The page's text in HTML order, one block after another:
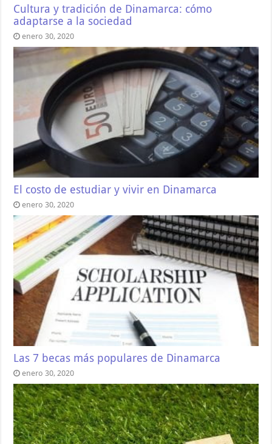
Cultura y tradición de Dinamarca: cómo
adaptarse a la sociedad
enero 30, 2020
El costo de estudiar y vivir en Dinamarca
enero 30, 2020
Las 7 becas más populares de Dinamarca
enero 30, 2020